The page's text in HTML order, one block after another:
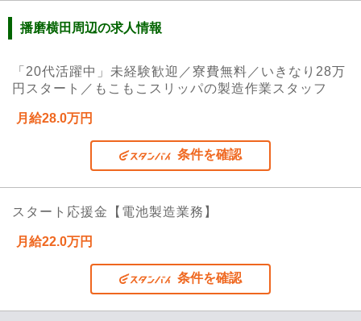
播磨横田周辺の求人情報
「20代活躍中」未経験歓迎／寮費無料／いきなり28万
円スタート／もこもこスリッパの製造作業スタッフ
月給28.0万円
条件を確認
スタート応援金【電池製造業務】
月給22.0万円
条件を確認